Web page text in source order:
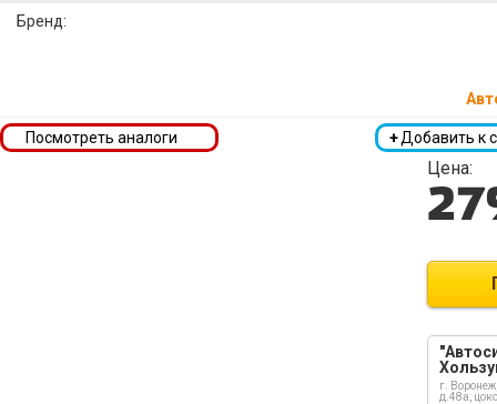
Бренд:
+Добавить к
Посмотреть аналоги
Цена:
г.
д.48а,